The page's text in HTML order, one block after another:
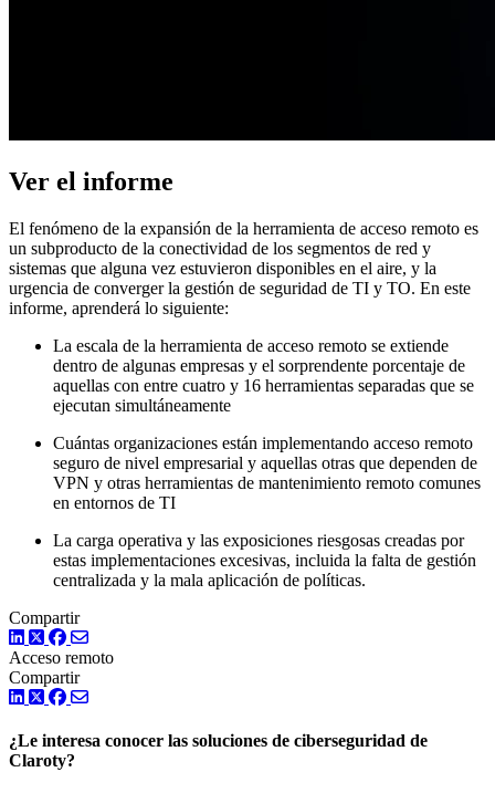
Ver el informe
El fenómeno de la expansión de la herramienta de acceso remoto es
un subproducto de la conectividad de los segmentos de red y
sistemas que alguna vez estuvieron disponibles en el aire, y la
urgencia de converger la gestión de seguridad de TI y TO. En este
informe, aprenderá lo siguiente:
La escala de la herramienta de acceso remoto se extiende
dentro de algunas empresas y el sorprendente porcentaje de
aquellas con entre cuatro y 16 herramientas separadas que se
ejecutan simultáneamente
Cuántas organizaciones están implementando acceso remoto
seguro de nivel empresarial y aquellas otras que dependen de
VPN y otras herramientas de mantenimiento remoto comunes
en entornos de TI
La carga operativa y las exposiciones riesgosas creadas por
estas implementaciones excesivas, incluida la falta de gestión
centralizada y la mala aplicación de políticas.
Compartir
LinkedIn
TwitterFacebook
Acceso remoto
Compartir
LinkedIn
TwitterFacebook
¿Le interesa conocer las soluciones de ciberseguridad de
Claroty?